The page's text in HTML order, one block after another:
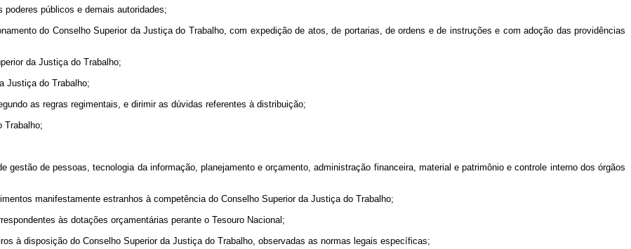
poderes públicos e demais autoridades;
do Conselho Superior da Justiça do Trabalho, com expedição de atos, de portarias, de ordens e de instruções e com adoção das providências
da Justiça do Trabalho;
Justiça do Trabalho;
as regras regimentais, e dirimir as dúvidas referentes à distribuição;
Trabalho;
de pessoas, tecnologia da informação, planejamento e orçamento, administração financeira, material e patrimônio e controle interno dos órgãos
manifestamente estranhos à competência do Conselho Superior da Justiça do Trabalho;
às dotações orçamentárias perante o Tesouro Nacional;
à disposição do Conselho Superior da Justiça do Trabalho, observadas as normas legais específicas;